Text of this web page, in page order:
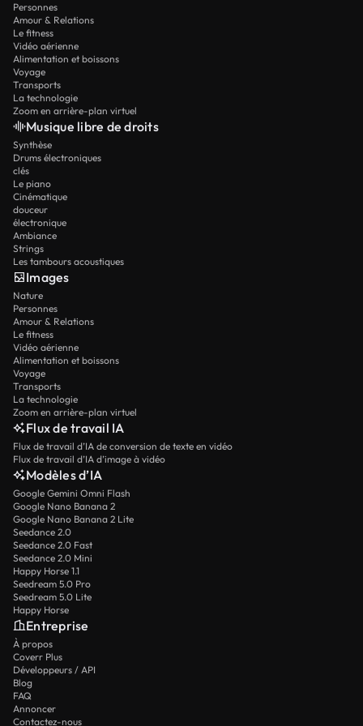
Personnes
Amour & Relations
Le fitness
Vidéo aérienne
Alimentation et boissons
Voyage
Transports
La technologie
Zoom en arrière-plan virtuel
Musique libre de droits
Synthèse
Drums électroniques
clés
Le piano
Cinématique
douceur
électronique
Ambiance
Strings
Les tambours acoustiques
Images
Nature
Personnes
Amour & Relations
Le fitness
Vidéo aérienne
Alimentation et boissons
Voyage
Transports
La technologie
Zoom en arrière-plan virtuel
Flux de travail IA
Flux de travail d’IA de conversion de texte en vidéo
Flux de travail d’IA d’image à vidéo
Modèles d’IA
Google Gemini Omni Flash
Google Nano Banana 2
Google Nano Banana 2 Lite
Seedance 2.0
Seedance 2.0 Fast
Seedance 2.0 Mini
Happy Horse 1.1
Seedream 5.0 Pro
Seedream 5.0 Lite
Happy Horse
Entreprise
À propos
Coverr Plus
Développeurs / API
Blog
FAQ
Annoncer
Contactez-nous